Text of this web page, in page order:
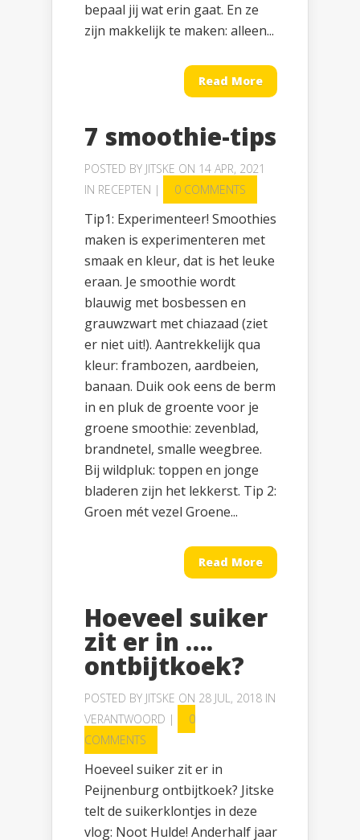
bepaal jij wat erin gaat. En ze
zijn makkelijk te maken: alleen...
Read More
7 smoothie-tips
POSTED BY JITSKE ON 14 APR, 2021
IN RECEPTEN | 0 COMMENTS
Tip1: Experimenteer! Smoothies
maken is experimenteren met
smaak en kleur, dat is het leuke
eraan. Je smoothie wordt
blauwig met bosbessen en
grauwzwart met chiazaad (ziet
er niet uit!). Aantrekkelijk qua
kleur: frambozen, aardbeien,
banaan. Duik ook eens de berm
in en pluk de groente voor je
groene smoothie: zevenblad,
brandnetel, smalle weegbree.
Bij wildpluk: toppen en jonge
bladeren zijn het lekkerst. Tip 2:
Groen mét vezel Groene...
Read More
Hoeveel suiker
zit er in ….
ontbijtkoek?
POSTED BY JITSKE ON 28 JUL, 2018 IN
VERANTWOORD |
0
COMMENTS
Hoeveel suiker zit er in
Peijnenburg ontbijtkoek? Jitske
telt de suikerklontjes in deze
vlog: Noot Hulde! Anderhalf jaar